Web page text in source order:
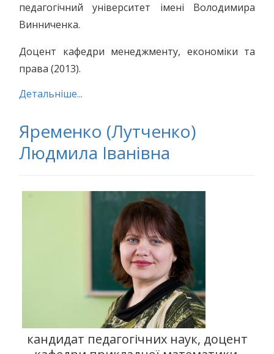
педагогічний університет імені Володимира
Винниченка.
Доцент кафедри менеджменту, економіки та
права (2013).
Детальніше...
Яременко (Лутченко)
Людмила Іванівна
кандидат педагогічних наук, доцент